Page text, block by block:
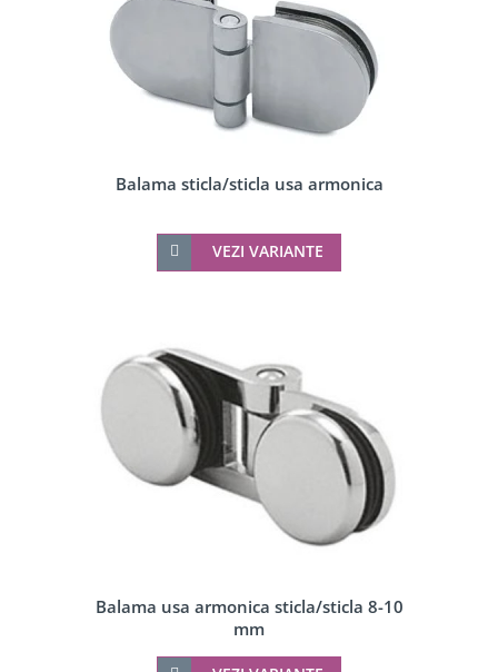
Balama sticla/sticla usa armonica
VEZI VARIANTE
Balama usa armonica sticla/sticla 8-10
mm